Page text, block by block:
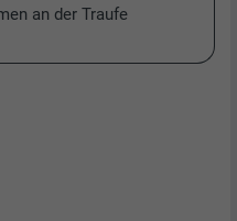
an der Traufe